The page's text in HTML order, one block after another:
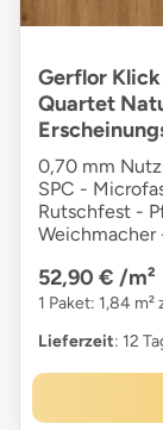
Gerflor
Quartet
0,70 mm
SPC -
Rutschfest -
52,90 € /m²
1 Paket: 1,84
Lieferzeit: 12